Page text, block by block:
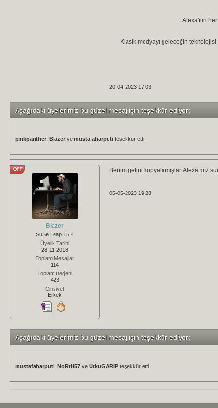
Alexa'nın
Klasik medyayı geleceğin
20-04-2023 17:03
Aşağıdaki üyelerimiz bu güzel mesaj için teşekkür ediyor;
pinkpanther Blazer ve mustafaharputi teşekkür etti.
Blazer
SuSe Leap 15.4
Üyelik Tarihi
28-11-2018
Toplam Mesajlar
114
Toplam Beğeni
423
Cinsiyet
Erkek
Benim gelini kopyalamışlar. Alexa mız
05-05-2023 19:28
Aşağıdaki üyelerimiz bu güzel mesaj için teşekkür ediyor;
mustafaharputi NoRtH57 ve UtkuGARIP teşekkür etti.